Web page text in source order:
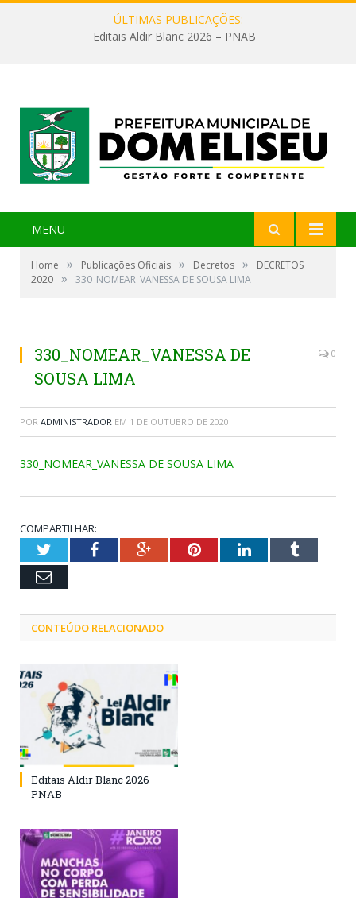
ÚLTIMAS PUBLICAÇÕES:
Editais Aldir Blanc 2026 – PNAB
MENU
Home » Publicações Oficiais » Decretos »
DECRETOS
2020 » 330_NOMEAR_VANESSA DE SOUSA LIMA
330_NOMEAR_VANESSA DE
SOUSA LIMA
0
POR ADMINISTRADOR EM 1 DE OUTUBRO DE 2020
330_NOMEAR_VANESSA DE SOUSA LIMA
COMPARTILHAR:
TwitterFacebookGoogle+PinterestLinkedInTumblr
Email
CONTEÚDO RELACIONADO
Editais Aldir Blanc 2026 –
PNAB